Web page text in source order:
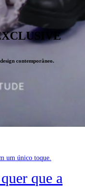
contemporâneo.
um único toque.
que a